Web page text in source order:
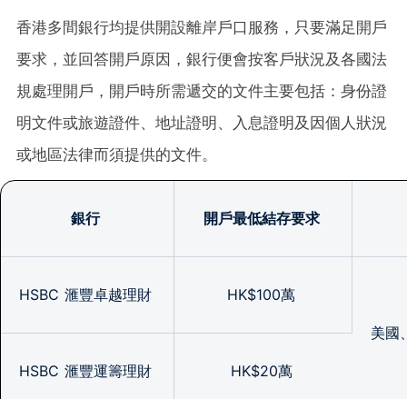
香港多間銀行均提供開設離岸戶口服務，只要滿足開戶
要求，並回答開戶原因，銀行便會按客戶狀況及各國法
規處理開戶，開戶時所需遞交的文件主要包括：身份證
明文件或旅遊證件、地址證明、入息證明及因個人狀況
或地區法律而須提供的文件。
銀行 開戶最低結存要求
HSBC 滙豐卓越理財 HK$100萬
美國
HSBC 滙豐運籌理財 HK$20萬